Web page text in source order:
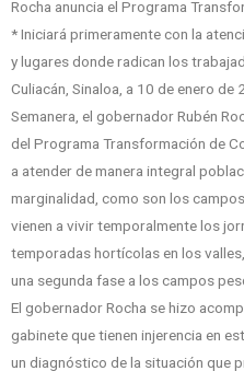
Rocha anuncia el Programa
* Iniciará primeramente con la
y lugares donde radican los
Culiacán, Sinaloa, a 10 de enero de
Semanera, el gobernador Rubén
del Programa Transformación de
a atender de manera integral
marginalidad, como son los
vienen a vivir temporalmente los
temporadas hortícolas en los
una segunda fase a los campos
El gobernador Rocha se hizo
gabinete que tienen injerencia en
un diagnóstico de la situación que